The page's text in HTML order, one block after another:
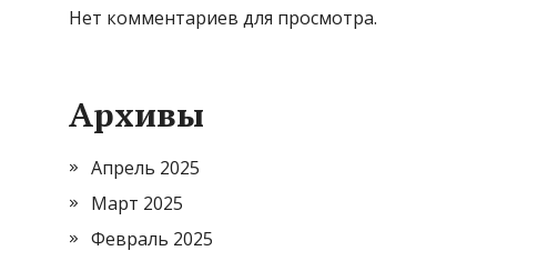
Нет комментариев для просмотра.
Архивы
Апрель 2025
Март 2025
Февраль 2025